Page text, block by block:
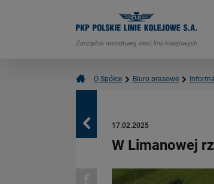
O Spółce Biuro prasowe
Powrót 17.02.2025
W Limanowej